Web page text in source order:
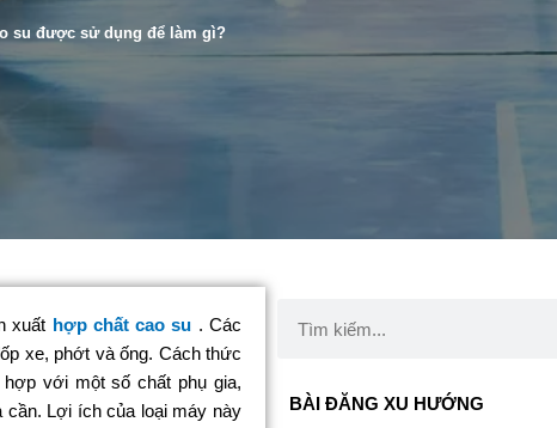
su được sử dụng để làm gì?
xuất hợp chất cao su . Các
xe, phớt và ống. Cách thức
với một số chất phụ gia,
cần. Lợi ích của loại máy này
BÀI ĐĂNG XU HƯỚNG